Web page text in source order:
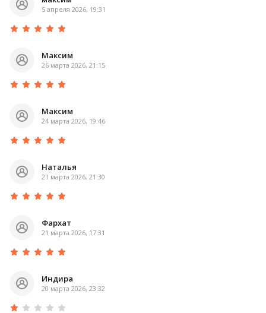
5 апреля 2026, 19:31
Максим
26 марта 2026, 21:15
Максим
24 марта 2026, 19:46
Наталья
21 марта 2026, 21:30
Фархат
21 марта 2026, 17:31
Индира
20 марта 2026, 23:32